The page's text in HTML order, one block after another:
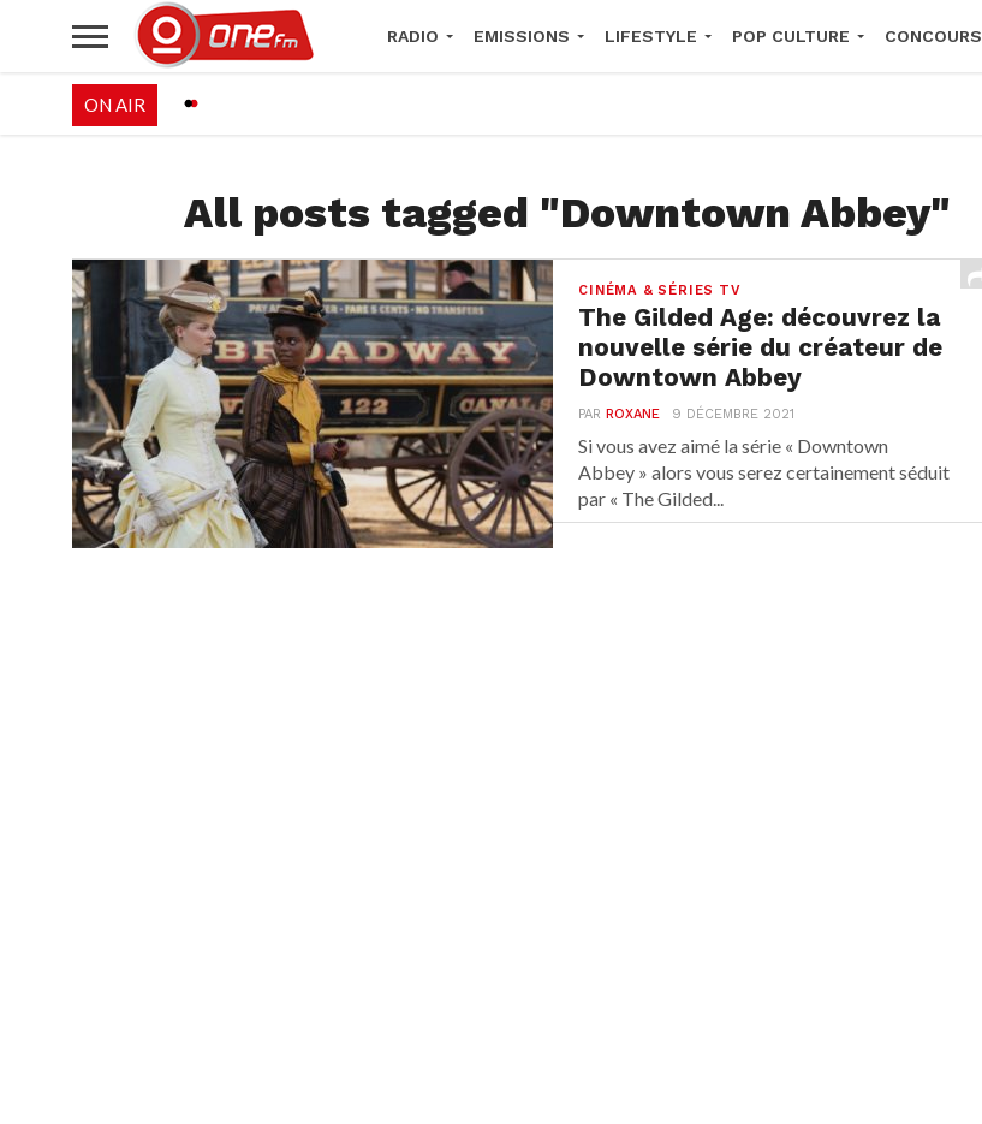
RADIO EMISSIONS LIFESTYLE POP CULTURE CONCOURS
ON AIR
All posts tagged "Downtown Abbey"
CINÉMA & SÉRIES TV
The Gilded Age: découvrez la
nouvelle série du créateur de
Downtown Abbey
PARROXANE 9 DÉCEMBRE 2021
Si vous avez aimé la série « Downtown
Abbey » alors vous serez certainement séduit
par « The Gilded...